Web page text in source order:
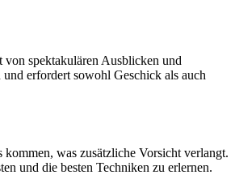
von spektakulären Ausblicken und
erfordert sowohl Geschick als auch
kommen, was zusätzliche Vorsicht verlangt.
und die besten Techniken zu erlernen.